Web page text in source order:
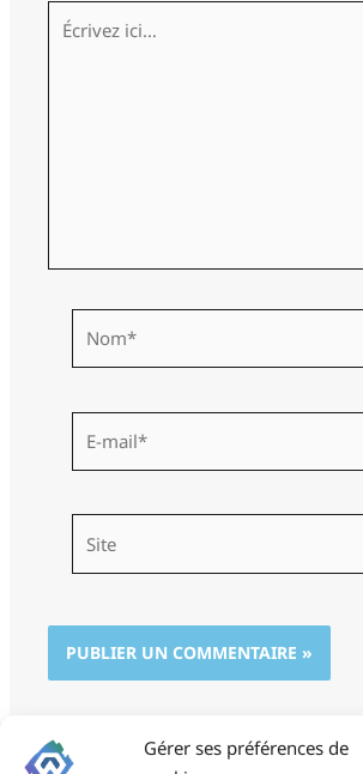
Gérer ses préférences de
Écrivez
ici…
mail*